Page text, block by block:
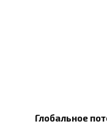
Глобальное